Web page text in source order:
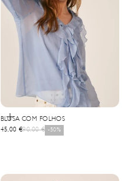
Selecionar opções
BLUSA COM FOLHOS
Precio de oferta
45,00 €Precio normal
90,00 € -50%